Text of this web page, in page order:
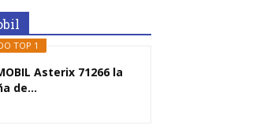
TOP 1
Asterix 71266 la
de...